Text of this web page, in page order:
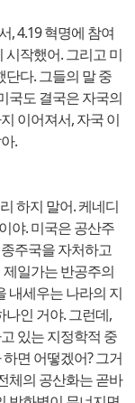
, 4.19 혁명에 참여
시작했어. 그리고 미
다. 그들의 말 중
국도 결국은 자국의
이어져서, 자국 이
.
하지 말어. 케네디
야. 미국은 공산주
주국을 자처하고
일가는 반공주의
내세우는 나라의 지
인 거야. 그런데,
있는 지정학적 중
면 어떻겠어? 그거
체의 공산화는 곧바